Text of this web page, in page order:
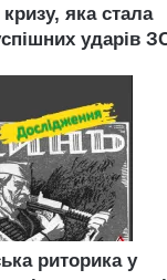
кризу, яка стала
ударів
риторика у